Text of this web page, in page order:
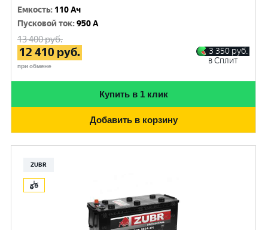
Емкость: 110 Ач
Пусковой ток:950 A
13 400руб.
12 410 руб.
при обмене
3 350 руб.
в Сплит
Купить в 1 клик
Добавить в корзину
ZUBR